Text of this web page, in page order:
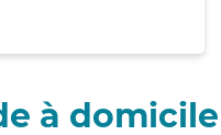
à domicile